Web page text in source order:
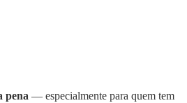
pena — especialmente para quem tem